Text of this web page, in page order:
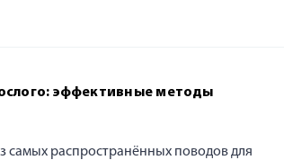
эффективные методы
самых распространённых поводов для